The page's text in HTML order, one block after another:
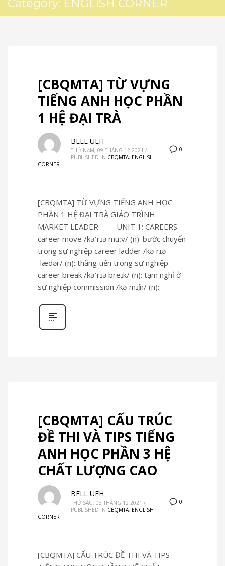
Category: ENGLISH CORNER
[CBQMTA] TỪ VỰNG
TIẾNG ANH HỌC PHẦN
1 HỆ ĐẠI TRÀ
0
BELL UEH
THỨ NĂM, 09 THÁNG 12 2021 /
PUBLISHED IN CBQMTA, ENGLISH
CORNER
[CBQMTA] TỪ VỰNG TIẾNG ANH HỌC
PHẦN 1 HỆ ĐẠI TRÀ GIÁO TRÌNH
MARKET LEADER UNIT 1: CAREERS
career move /kəˈrɪə muːv/ (n): bước chuyển
trong sự nghiệp career ladder /kəˈrɪə
ˈlædər/ (n): thăng tiến trong sự nghiệp
career break /kəˈrɪə breɪk/ (n): tạm nghỉ ở
sự nghiệp commission /kəˈmɪʃn/ (n):
[CBQMTA] CẤU TRÚC
ĐỀ THI VÀ TIPS TIẾNG
ANH HỌC PHẦN 3 HỆ
CHẤT LƯỢNG CAO
0
BELL UEH
THỨ SÁU, 03 THÁNG 12 2021 /
PUBLISHED IN CBQMTA, ENGLISH
CORNER
[CBQMTA] CẤU TRÚC ĐỀ THI VÀ TIPS